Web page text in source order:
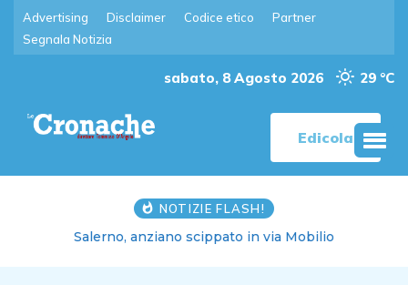
Advertising Disclaimer Codice etico
Partner
Segnala Notizia
sabato, 8 Agosto 2026 29 °C
Edicola
NOTIZIE FLASH!
Salerno, anziano scippato in via Mobilio